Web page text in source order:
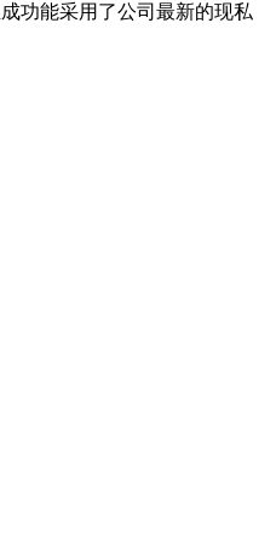
功能采用了公司最新的现私